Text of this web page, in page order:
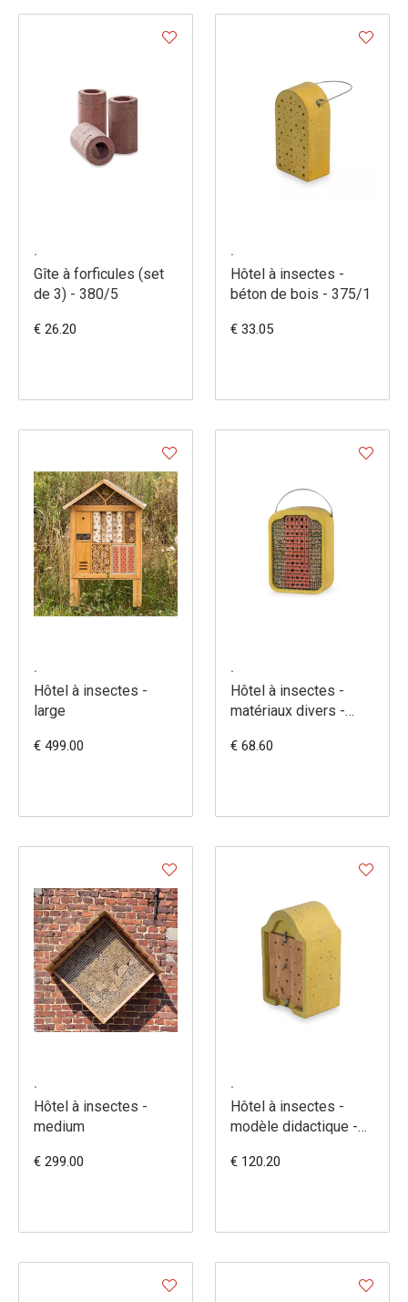
.
Gîte à forficules (set
de 3) - 380/5
€ 26.20
.
Hôtel à insectes -
béton de bois - 375/1
€ 33.05
.
Hôtel à insectes -
large
€ 499.00
.
Hôtel à insectes -
matériaux divers -
€ 68.60
.
Hôtel à insectes -
medium
€ 299.00
.
Hôtel à insectes -
modèle didactique -
€ 120.20